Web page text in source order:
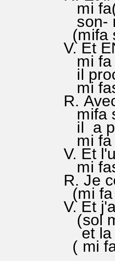
mi
son-
V. Et
mi fa
il
mi
R.
mifa
il a
mi fa
V. Et
mi
R. Je
(mi
V. Et
(sol
et la
( mi